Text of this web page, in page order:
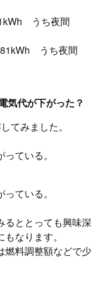
うち夜間
うち夜間
気代が下がった？
てみました。
ている。
ている。
るととっても興味深
なります。
燃料調整額などで少